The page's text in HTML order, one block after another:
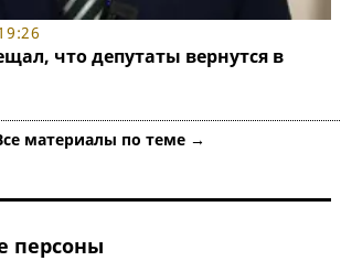
что депутаты вернутся в
материалы по теме →
персоны